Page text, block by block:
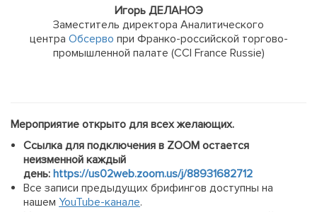
Игорь ДЕЛАНОЭ
Заместитель директора Аналитического
центра Обсерво при Франко-российской торгово-
промышленной палате (CCI France Russie)
Мероприятие открыто для всех желающих.
Ссылка для подключения в ZOOM остается
неизменной каждый
день: https://us02web.zoom.us/j/88931682712
Все записи предыдущих брифингов доступны на
нашем YouTube-канале.